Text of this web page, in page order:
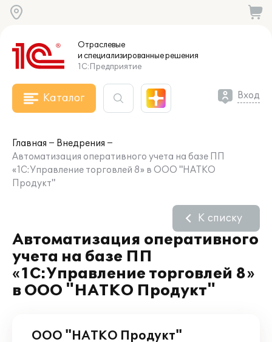
Отраслевые
и специализированныерешения
1С:Предприятие
Каталог Вход
Главная
Внедрения
Автоматизация оперативного учета на базе ПП
«1С:Управление торговлей 8» в ООО "НАТКО
Продукт"
Автоматизация оперативного
учета на базе ПП
«1С:Управление торговлей 8»
в ООО "НАТКО Продукт"
К списку
ООО "НАТКО Продукт"